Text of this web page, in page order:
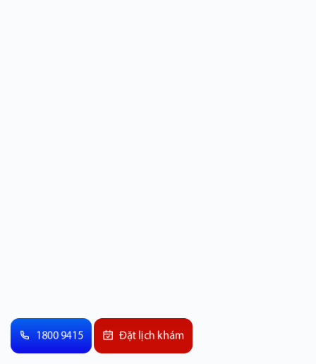
1800 9415 Đặt lịch khám